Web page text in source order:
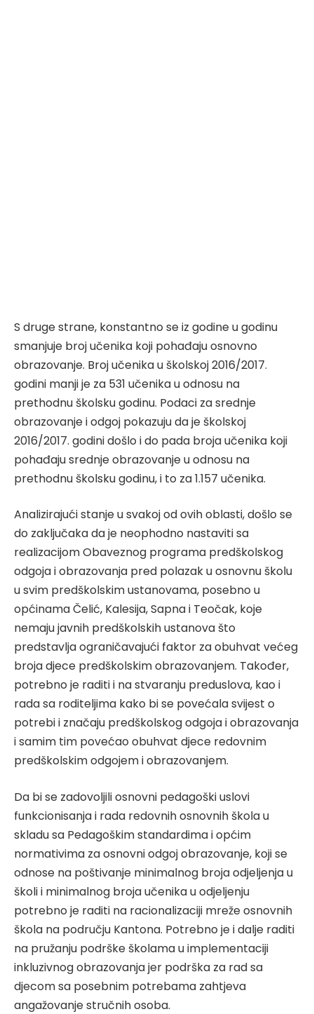
S druge strane, konstantno se iz godine u godinu
smanjuje broj učenika koji pohađaju osnovno
obrazovanje. Broj učenika u školskoj 2016/2017.
godini manji je za 531 učenika u odnosu na
prethodnu školsku godinu. Podaci za srednje
obrazovanje i odgoj pokazuju da je školskoj
2016/2017. godini došlo i do pada broja učenika koji
pohađaju srednje obrazovanje u odnosu na
prethodnu školsku godinu, i to za 1.157 učenika.
Analizirajući stanje u svakoj od ovih oblasti, došlo se
do zaključaka da je neophodno nastaviti sa
realizacijom Obaveznog programa predškolskog
odgoja i obrazovanja pred polazak u osnovnu školu
u svim predškolskim ustanovama, posebno u
općinama Čelić, Kalesija, Sapna i Teočak, koje
nemaju javnih predškolskih ustanova što
predstavlja ograničavajući faktor za obuhvat većeg
broja djece predškolskim obrazovanjem. Također,
potrebno je raditi i na stvaranju preduslova, kao i
rada sa roditeljima kako bi se povećala svijest o
potrebi i značaju predškolskog odgoja i obrazovanja
i samim tim povećao obuhvat djece redovnim
predškolskim odgojem i obrazovanjem.
Da bi se zadovoljili osnovni pedagoški uslovi
funkcionisanja i rada redovnih osnovnih škola u
skladu sa Pedagoškim standardima i općim
normativima za osnovni odgoj obrazovanje, koji se
odnose na poštivanje minimalnog broja odjeljenja u
školi i minimalnog broja učenika u odjeljenju
potrebno je raditi na racionalizaciji mreže osnovnih
škola na području Kantona. Potrebno je i dalje raditi
na pružanju podrške školama u implementaciji
inkluzivnog obrazovanja jer podrška za rad sa
djecom sa posebnim potrebama zahtjeva
angažovanje stručnih osoba.